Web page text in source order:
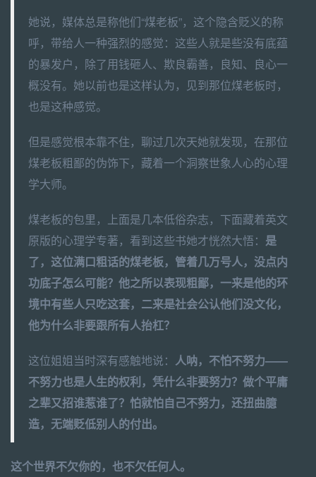
她说，媒体总是称他们“煤老板”，这个隐含贬义的称
呼，带给人一种强烈的感觉：这些人就是些没有底蕴
的暴发户，除了用钱砸人、欺良霸善，良知、良心一
概没有。她以前也是这样认为，见到那位煤老板时，
也是这种感觉。
但是感觉根本靠不住，聊过几次天她就发现，在那位
煤老板粗鄙的伪饰下，藏着一个洞察世象人心的心理
学大师。
煤老板的包里，上面是几本低俗杂志，下面藏着英文
原版的心理学专著，看到这些书她才恍然大悟： 是
了，这位满口粗话的煤老板，管着几万号人，没点内
功底子怎么可能？他之所以表现粗鄙，一来是他的环
境中有些人只吃这套，二来是社会公认他们没文化，
他为什么非要跟所有人抬杠？
这位姐姐当时深有感触地说： 人呐，不怕不努力——
不努力也是人生的权利，凭什么非要努力？做个平庸
之辈又招谁惹谁了？怕就怕自己不努力，还扭曲臆
造，无端贬低别人的付出。
这个世界不欠你的，也不欠任何人。